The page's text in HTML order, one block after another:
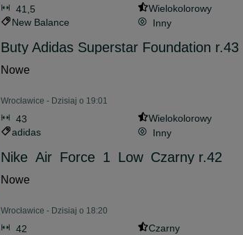
41,5
Wielokolorowy
New Balance
Inny
Buty Adidas Superstar Foundation r.43
Nowe
Wrocławice - Dzisiaj o 19:01
43
Wielokolorowy
adidas
Inny
Nike_Air_Force_1_Low_Czarny r.42
Nowe
Wrocławice - Dzisiaj o 18:20
42
Czarny